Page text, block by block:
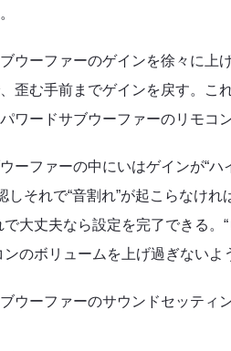
ウーファーのゲインを徐々に上
歪む手前までゲインを戻す。こ
ワードサブウーファーのリモコ
ーファーの中にいはゲインが“
しそれで“音割れ”が起こらなけ
大丈夫なら設定を完了できる。
のボリュームを上げ過ぎないよ
ウーファーのサウンドセッティ